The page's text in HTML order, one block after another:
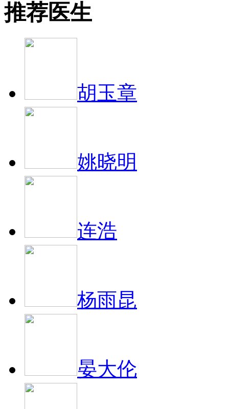
推荐医生
胡玉章
姚晓明
连浩
杨雨昆
晏大伦